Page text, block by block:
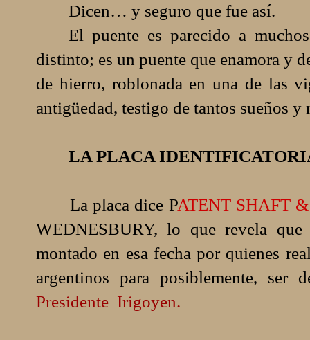
Dicen… y seguro que fue así.
El puente es parecido a
distinto; es un puente que enamora y
de hierro, roblonada en una de las
antigüedad, testigo de tantos sueños y
LA PLACA
La placa dice PATENT SHAFT
WEDNESBURY, lo que revela
montado en esa fecha por quienes
argentinos para posiblemente, ser
Presidente Irigoyen.